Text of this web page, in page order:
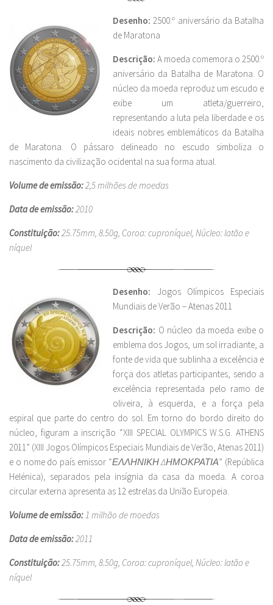
Desenho: 2500.º aniversário da Batalha
de Maratona
Descrição: A moeda comemora o 2500.º
aniversário da Batalha de Maratona. O
núcleo da moeda reproduz um escudo e
exibe um atleta/guerreiro,
representando a luta pela liberdade e os
ideais nobres emblemáticos da Batalha
de Maratona. O pássaro delineado no escudo simboliza o
nascimento da civilização ocidental na sua forma atual.
Volume de emissão: 2,5 milhões de moedas
Data de emissão: 2010
Constituição: 25.75mm, 8.50g, Coroa: cuproníquel, Núcleo: latão e
níquel
Desenho: Jogos Olímpicos Especiais
Mundiais de Verão – Atenas 2011
Descrição: O núcleo da moeda exibe o
emblema dos Jogos, um sol irradiante, a
fonte de vida que sublinha a excelência e
força dos atletas participantes, sendo a
excelência representada pelo ramo de
oliveira, à esquerda, e a força pela
espiral que parte do centro do sol. Em torno do bordo direito do
núcleo, figuram a inscrição “XIII SPECIAL OLYMPICS W.S.G. ATHENS
2011” (XIII Jogos Olímpicos Especiais Mundiais de Verão, Atenas 2011)
e o nome do país emissor “ΕΛΛΗΝΙΚΗ ΔΗΜΟΚΡΑΤΙΑ” (República
Helénica), separados pela insígnia da casa da moeda. A coroa
circular externa apresenta as 12 estrelas da União Europeia.
Volume de emissão: 1 milhão de moedas
Data de emissão: 2011
Constituição: 25.75mm, 8.50g, Coroa: cuproníquel, Núcleo: latão e
níquel